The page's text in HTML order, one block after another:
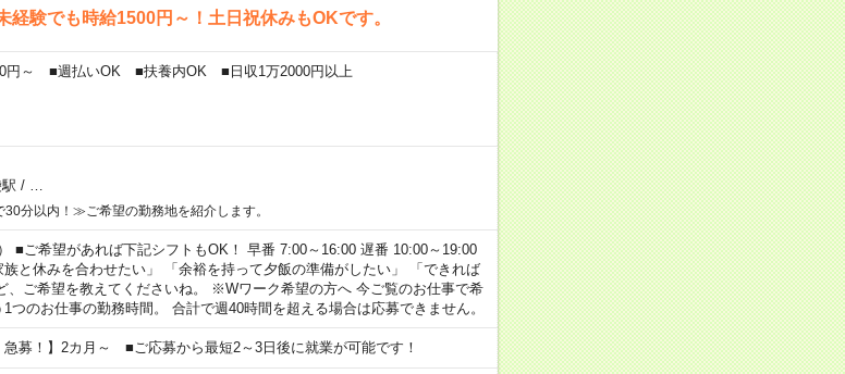
験でも時給1500円～！土日祝休みもOKです。
円～ ■週払いOK ■扶養内OK ■日収1万2000円以上
/ …
分以内！≫ご希望の勤務地を紹介します。
■ご希望があれば下記シフトもOK！ 早番 7:00～16:00 遅番 10:00～19:00
と休みを合わせたい」 「余裕を持って夕飯の準備がしたい」 「できれば
、ご希望を教えてくださいね。 ※Wワーク希望の方へ 今ご覧のお仕事で希
つのお仕事の勤務時間。 合計で週40時間を超える場合は応募できません。
急募！】2カ月～ ■ご応募から最短2～3日後に就業が可能です！